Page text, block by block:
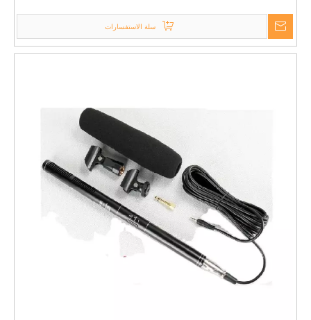
سلة الاستفسارات